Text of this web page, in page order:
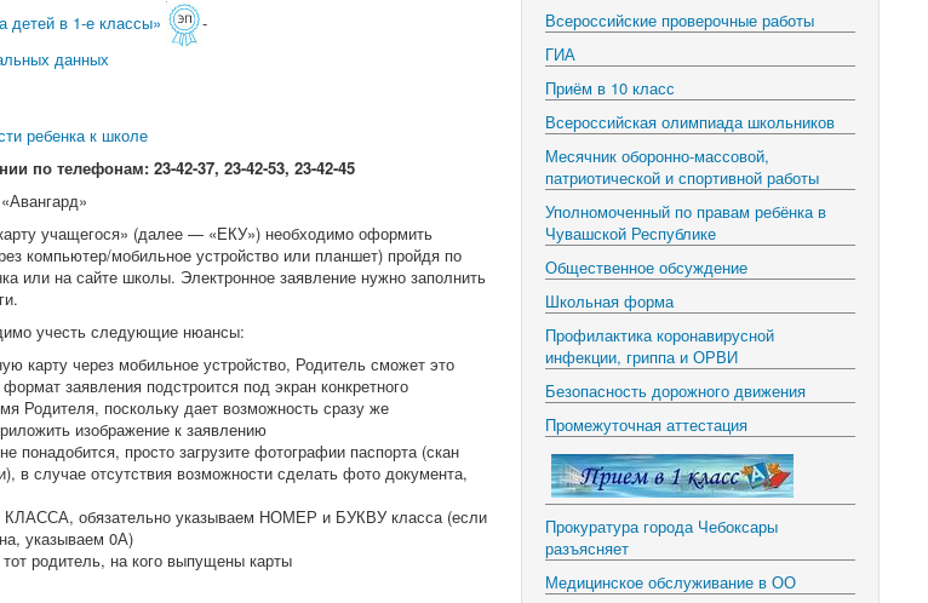
детей в 1-е классы»
-
данных
ребенка к школе
по телефонам: 23-42-37, 23-42-53, 23-42-45
учащегося» (далее — «ЕКУ») необходимо оформить
компьютер/мобильное устройство или планшет) пройдя по
или на сайте школы. Электронное заявление нужно заполнить
учесть следующие нюансы:
карту через мобильное устройство, Родитель сможет это
заявления подстроится под экран конкретного
Родителя, поскольку дает возможность сразу же
изображение к заявлению
понадобится, просто загрузите фотографии паспорта (скан
в случае отсутствия возможности сделать фото документа,
обязательно указываем НОМЕР и БУКВУ класса (если
указываем 0А)
родитель, на кого выпущены карты
Всероссийские проверочные работы
ГИА
Приём в 10 класс
Всероссийская олимпиада школьников
Месячник оборонно-массовой,
патриотической и спортивной работы
Уполномоченный по правам ребёнка в
Чувашской Республике
Общественное обсуждение
Школьная форма
Профилактика коронавирусной
инфекции, гриппа и ОРВИ
Безопасность дорожного движения
Промежуточная аттестация
Прокуратура города Чебоксары
разъясняет
Медицинское обслуживание в ОО